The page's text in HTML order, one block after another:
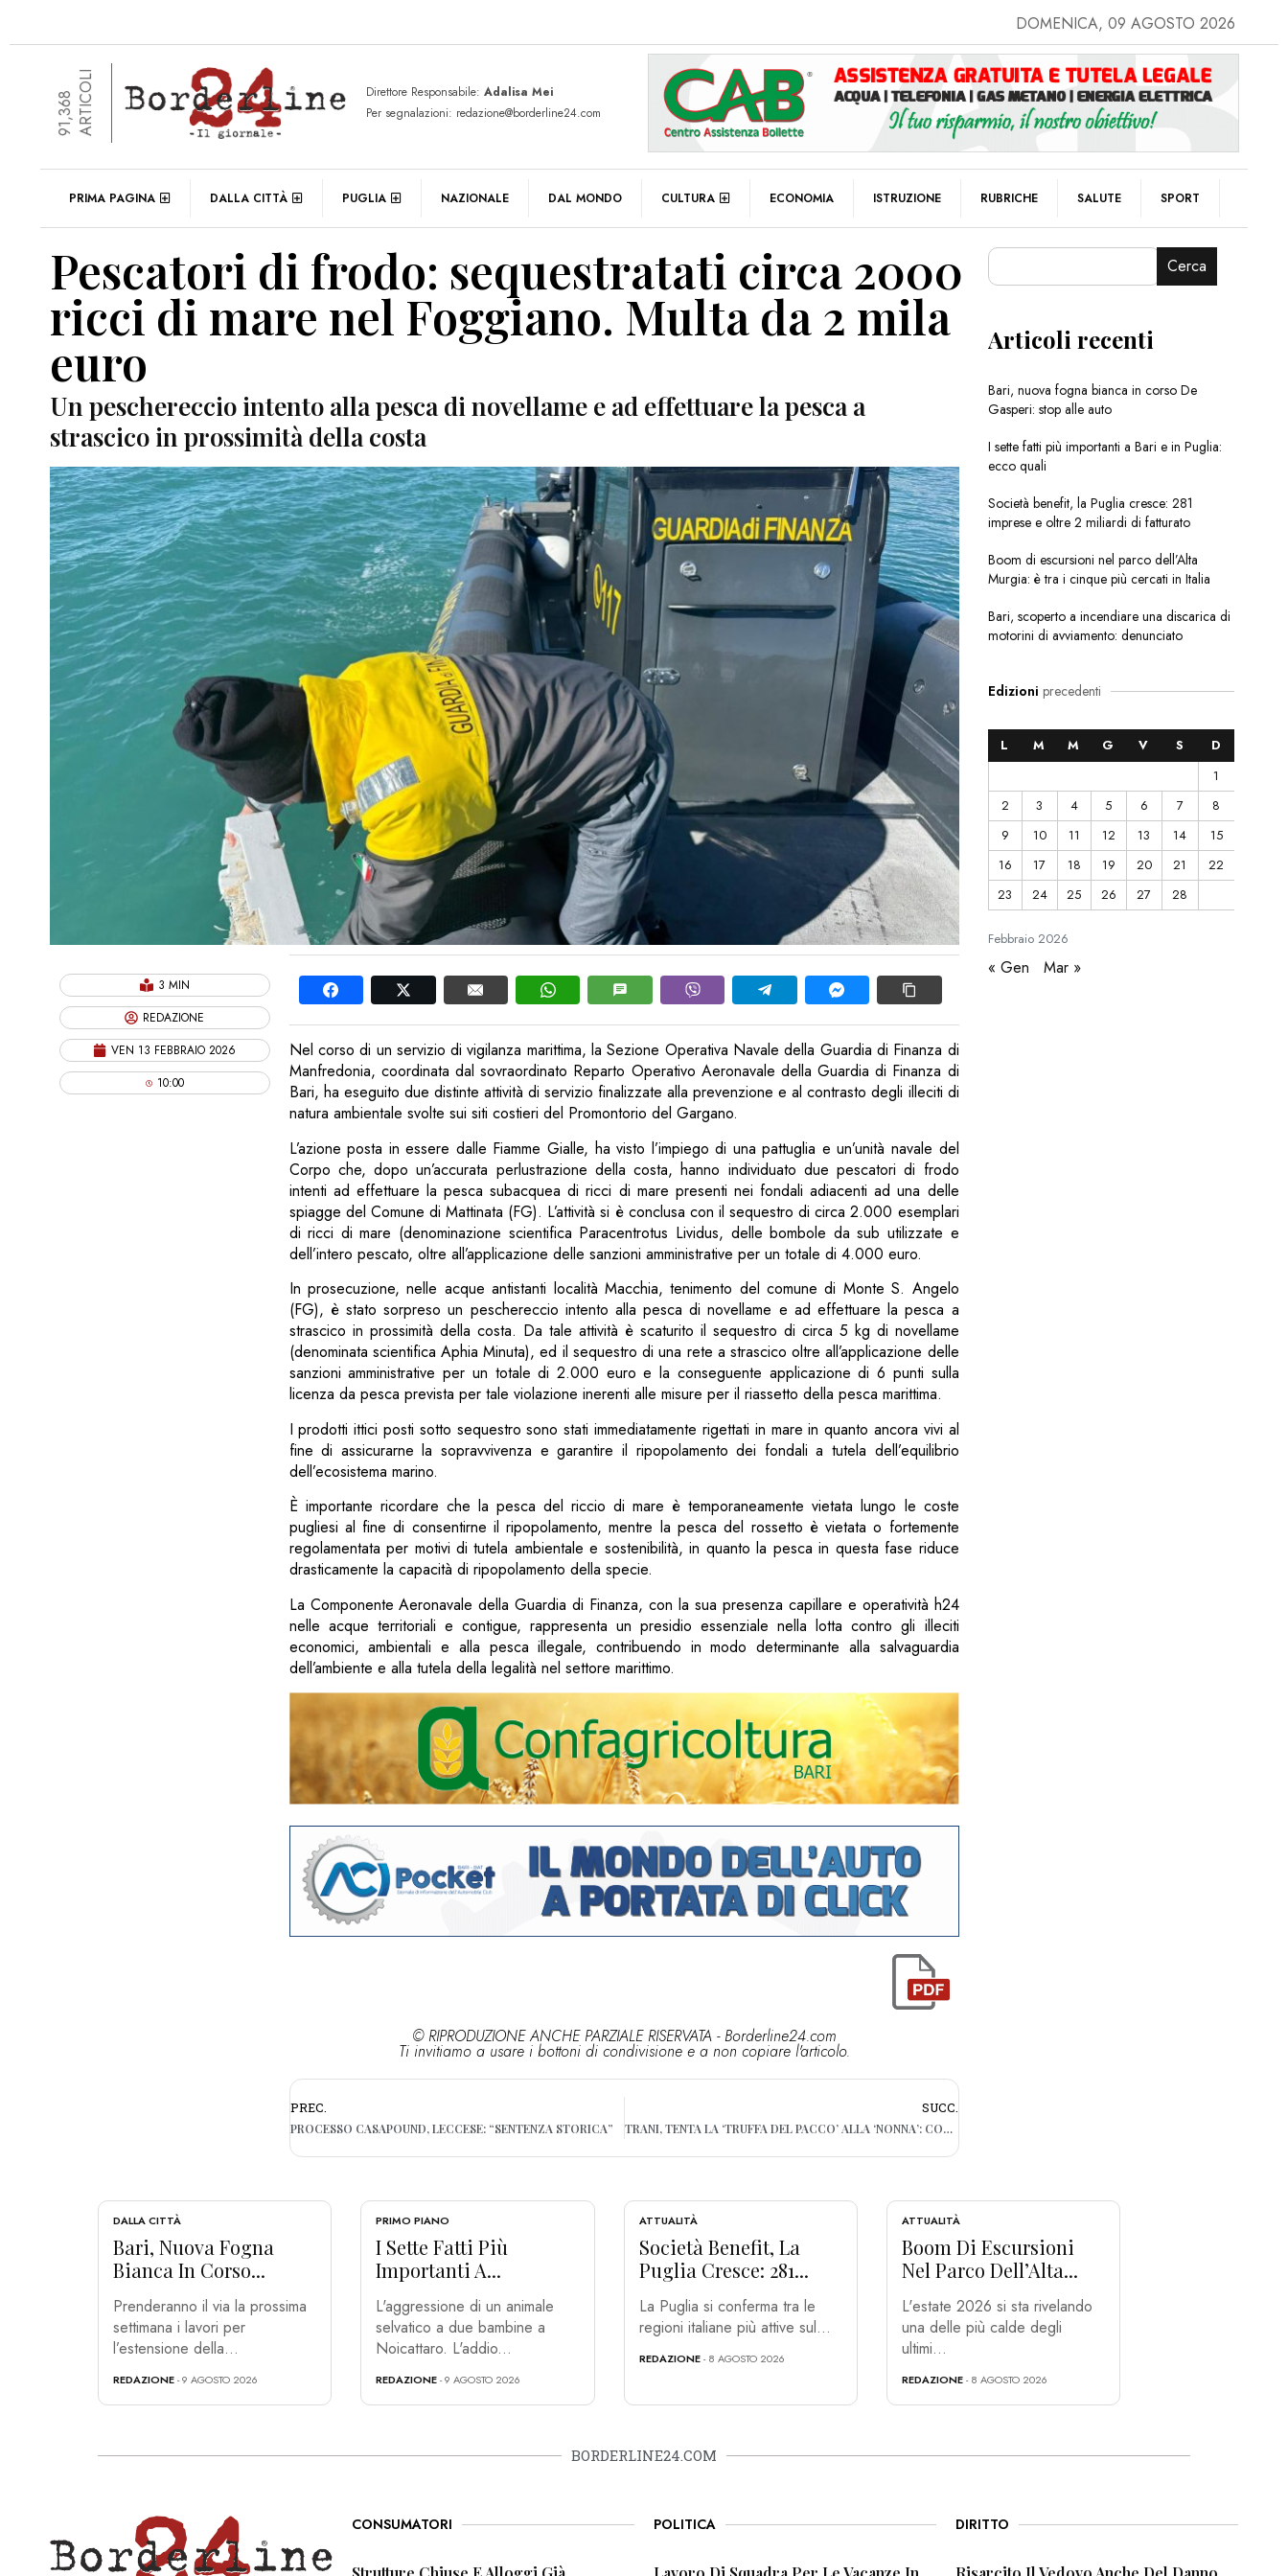
DOMENICA, 09 AGOSTO 2026
91,368ARTICOLI Direttore Responsabile: Adalisa Mei
Per segnalazioni: redazione@borderline24.com
PRIMA PAGINA DALLA CITTÀ PUGLIA NAZIONALE DAL MONDO CULTURA ECONOMIA ISTRUZIONE RUBRICHE SALUTE SPORT
Pescatori di frodo: sequestratati circa 2000
ricci di mare nel Foggiano. Multa da 2 mila
euro
Un peschereccio intento alla pesca di novellame e ad effettuare la pesca a
strascico in prossimità della costa
3 MIN
REDAZIONE
VEN 13 FEBBRAIO 2026
10:00
Nel corso di un servizio di vigilanza marittima, la Sezione Operativa Navale della Guardia di Finanza di
Manfredonia, coordinata dal sovraordinato Reparto Operativo Aeronavale della Guardia di Finanza di
Bari, ha eseguito due distinte attività di servizio finalizzate alla prevenzione e al contrasto degli illeciti di
natura ambientale svolte sui siti costieri del Promontorio del Gargano.
L’azione posta in essere dalle Fiamme Gialle, ha visto l’impiego di una pattuglia e un’unità navale del
Corpo che, dopo un’accurata perlustrazione della costa, hanno individuato due pescatori di frodo
intenti ad effettuare la pesca subacquea di ricci di mare presenti nei fondali adiacenti ad una delle
spiagge del Comune di Mattinata (FG). L’attività si è conclusa con il sequestro di circa 2.000 esemplari
di ricci di mare (denominazione scientifica Paracentrotus Lividus, delle bombole da sub utilizzate e
dell’intero pescato, oltre all’applicazione delle sanzioni amministrative per un totale di 4.000 euro.
In prosecuzione, nelle acque antistanti località Macchia, tenimento del comune di Monte S. Angelo
(FG), è stato sorpreso un peschereccio intento alla pesca di novellame e ad effettuare la pesca a
strascico in prossimità della costa. Da tale attività è scaturito il sequestro di circa 5 kg di novellame
(denominata scientifica Aphia Minuta), ed il sequestro di una rete a strascico oltre all’applicazione delle
sanzioni amministrative per un totale di 2.000 euro e la conseguente applicazione di 6 punti sulla
licenza da pesca prevista per tale violazione inerenti alle misure per il riassetto della pesca marittima.
I prodotti ittici posti sotto sequestro sono stati immediatamente rigettati in mare in quanto ancora vivi al
fine di assicurarne la sopravvivenza e garantire il ripopolamento dei fondali a tutela dell’equilibrio
dell’ecosistema marino.
È importante ricordare che la pesca del riccio di mare è temporaneamente vietata lungo le coste
pugliesi al fine di consentirne il ripopolamento, mentre la pesca del rossetto è vietata o fortemente
regolamentata per motivi di tutela ambientale e sostenibilità, in quanto la pesca in questa fase riduce
drasticamente la capacità di ripopolamento della specie.
La Componente Aeronavale della Guardia di Finanza, con la sua presenza capillare e operatività h24
nelle acque territoriali e contigue, rappresenta un presidio essenziale nella lotta contro gli illeciti
economici, ambientali e alla pesca illegale, contribuendo in modo determinante alla salvaguardia
dell’ambiente e alla tutela della legalità nel settore marittimo.
© RIPRODUZIONE ANCHE PARZIALE RISERVATA - Borderline24.com
Ti invitiamo a usare i bottoni di condivisione e a non copiare l'articolo.
PREC.
PROCESSO CASAPOUND, LECCESE: “SENTENZA STORICA”
SUCC.
TRANI, TENTA LA ‘TRUFFA DEL PACCO’ ALLA ‘NONNA’: CONDANNATO AD UN ANNO E OTTO MESI
Cerca
Articoli recenti
Bari, nuova fogna bianca in corso De
Gasperi: stop alle auto
I sette fatti più importanti a Bari e in Puglia:
ecco quali
Società benefit, la Puglia cresce: 281
imprese e oltre 2 miliardi di fatturato
Boom di escursioni nel parco dell’Alta
Murgia: è tra i cinque più cercati in Italia
Bari, scoperto a incendiare una discarica di
motorini di avviamento: denunciato
Edizioni precedenti
Febbraio2026
L M M G V S
D
1
2
3 4 5 6 7
8
9
10 11 12 13 14
15
16
17 18 19 20 21
22
23
24 25 26 27 28
« Gen Mar »
DALLA CITTÀ
Bari, Nuova Fogna
Bianca In Corso...
Prenderanno il via la prossima
settimana i lavori per
l’estensione della...
REDAZIONE- 9 AGOSTO 2026
PRIMO PIANO
I Sette Fatti Più
Importanti A...
L'aggressione di un animale
selvatico a due bambine a
Noicattaro. L'addio...
REDAZIONE- 9 AGOSTO 2026
ATTUALITÀ
Società Benefit, La
Puglia Cresce: 281...
La Puglia si conferma tra le
regioni italiane più attive sul...
REDAZIONE- 8 AGOSTO 2026
ATTUALITÀ
Boom Di Escursioni
Nel Parco Dell’Alta...
L'estate 2026 si sta rivelando
una delle più calde degli
ultimi...
REDAZIONE- 8 AGOSTO 2026
BORDERLINE24.COM
CONSUMATORI POLITICA DIRITTO